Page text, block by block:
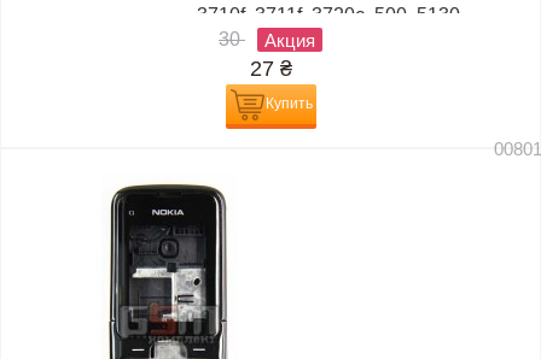
3710f, 3711f, 3720c, 500, 5130,...
30
Акция
27 ₴
Купить